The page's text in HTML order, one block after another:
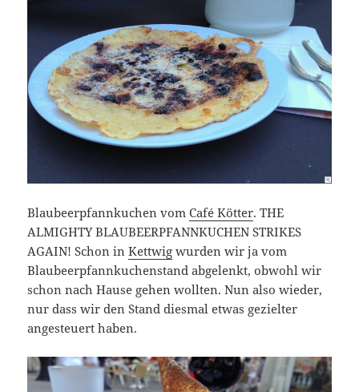
Blaubeerpfannkuchen vomCafé Kötter. THE
ALMIGHTY BLAUBEERPFANNKUCHEN STRIKES
AGAIN! Schon inKettwig wurden wir ja vom
Blaubeerpfannkuchenstand abgelenkt, obwohl wir
schon nach Hause gehen wollten. Nun also wieder,
nur dass wir den Stand diesmal etwas gezielter
angesteuert haben.